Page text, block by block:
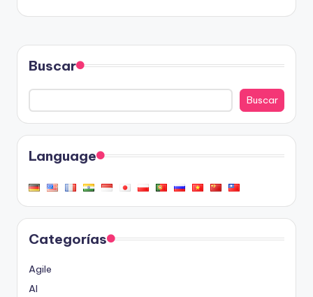
Buscar
Buscar
Language
Categorías
Agile
AI